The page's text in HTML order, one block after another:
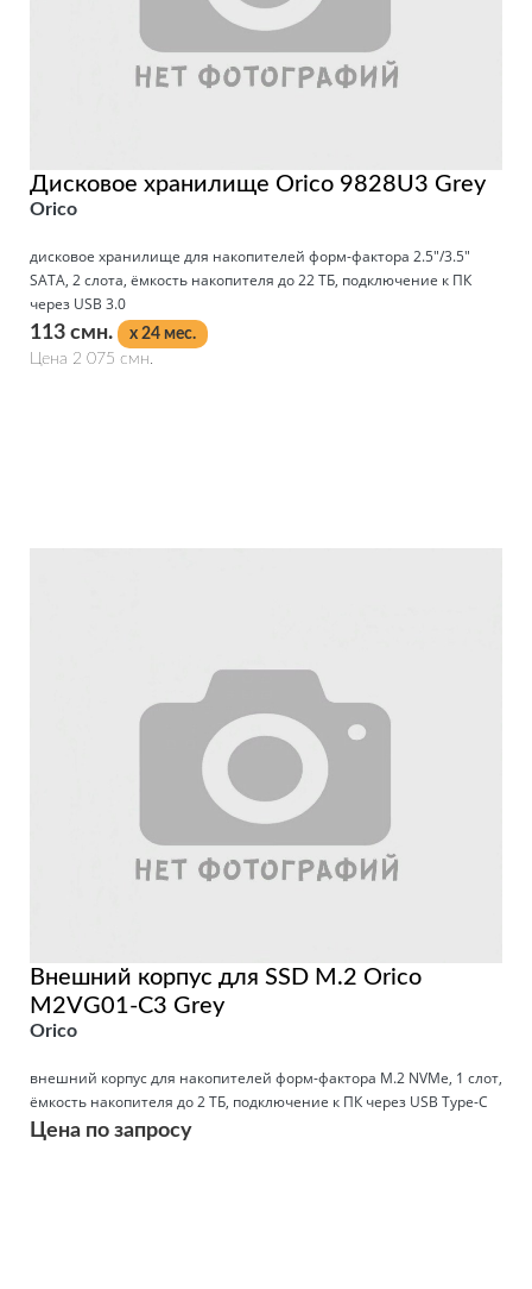
Дисковое хранилище Orico 9828U3 Grey
Orico
дисковое хранилище для накопителей форм-фактора 2.5"/3.5"
SATA, 2 слота, ёмкость накопителя до 22 ТБ, подключение к ПК
через USB 3.0
113 смн.
x 24 мес.
Цена 2 075 смн.
Внешний корпус для SSD M.2 Orico
M2VG01-C3 Grey
Orico
внешний корпус для накопителей форм-фактора M.2 NVMe, 1 слот,
ёмкость накопителя до 2 ТБ, подключение к ПК через USB Type-C
Цена по запросу